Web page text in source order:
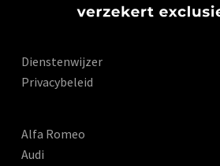
Dienstenwijzer
Privacybeleid
Alfa Romeo
Audi